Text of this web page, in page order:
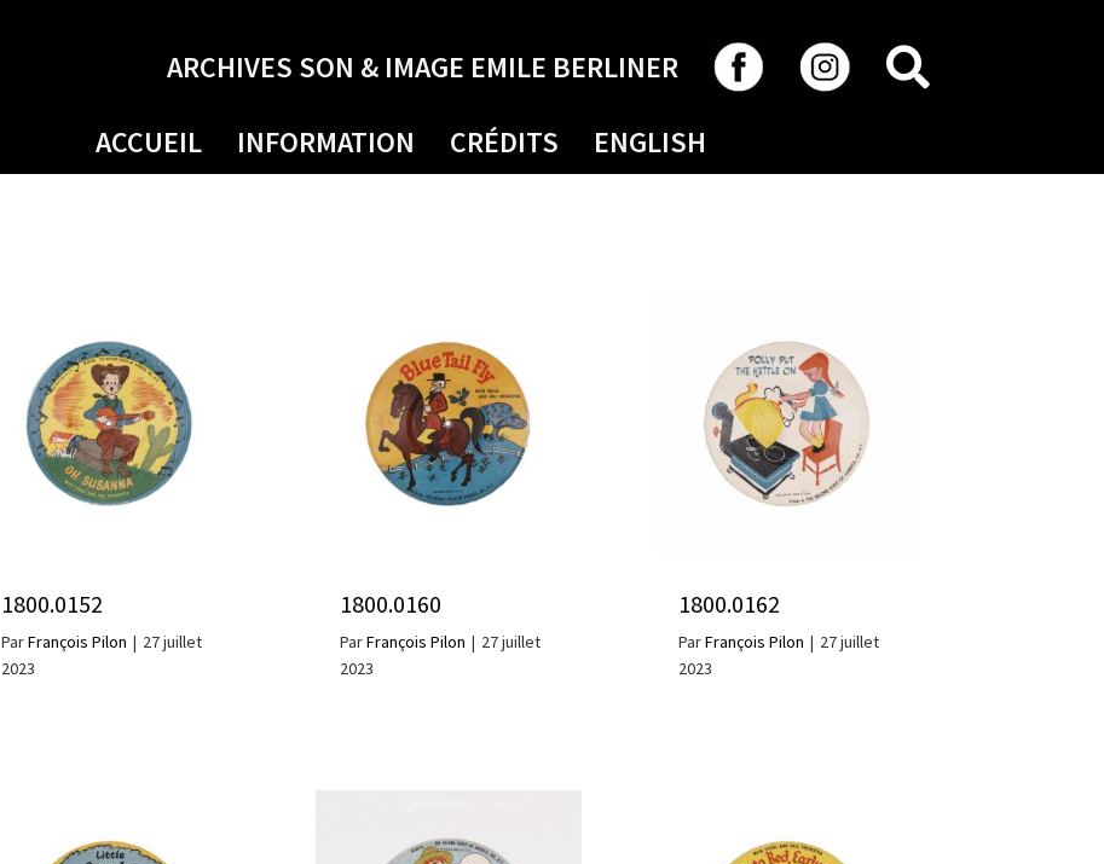
ARCHIVES SON & IMAGE EMILE BERLINER
ACCUEIL INFORMATION CRÉDITS ENGLISH
1800.0152
ParFrançois Pilon | 27 juillet
2023
1800.0160
ParFrançois Pilon | 27 juillet
2023
1800.0162
ParFrançois Pilon | 27 juillet
2023